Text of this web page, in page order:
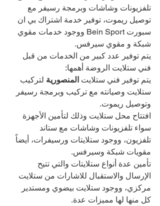
تلفزيونات وشاشات وبرمجة رسيفر مع
توصيل ريموت، توفير خدمة اشتراك بي ان
سبورت Bein Sport ووجود خدمات مقوي
شبكة و مقوي سيرفس.
يتم توفير عدد كبير من الخدمات من قبل
فني ستلايت الروضة أهمها:
يتم توفير فني ستلايت المنصورية لتركيب
ستلايت وصيانته مع تركيب وبرمجة رسيفر
وتوصيل ريموت.
افتتاح محل ستلايت وذلك لتأمين الأجهزة
سواء تلفزيونات وشاشات مع ستاند
تلفزيون، ووجود ستلايتات ورسيفرات، أيضاً
مقويات شبكة وسيرفس.
تأمين عدة أنواع ستلايتات والتي تتيح
الإرسال والاستقبال للاشارات من ستلايت
مركزي، ووجود ستلايت بيضوي ومستدير
كل منها لها مميزات عدة.